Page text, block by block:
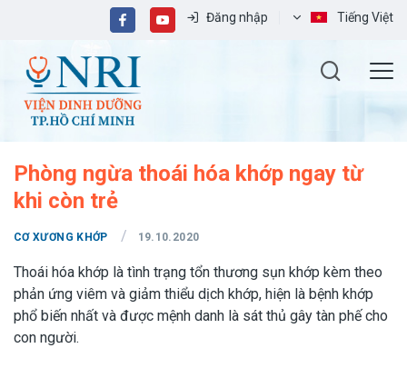
Đăng nhập Tiếng Việt
Phòng ngừa thoái hóa khớp ngay từ
khi còn trẻ
CƠ XƯƠNG KHỚP / 19.10.2020
Thoái hóa khớp là tình trạng tổn thương sụn khớp kèm theo
phản ứng viêm và giảm thiểu dịch khớp, hiện là bệnh khớp
phổ biến nhất và được mệnh danh là sát thủ gây tàn phế cho
con người.